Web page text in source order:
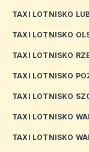
TAXI LOTNISKO
TAXI LOTNISKO
TAXI LOTNISKO
TAXI LOTNISKO
TAXI LOTNISKO
TAXI LOTNISKO
TAXI LOTNISKO